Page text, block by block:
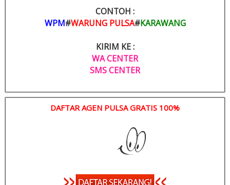
CONTOH :
WPM#WARUNG PULSA#KARAWANG
KIRIM KE :
WA CENTER
SMS CENTER
DAFTAR AGEN PULSA GRATIS 100%